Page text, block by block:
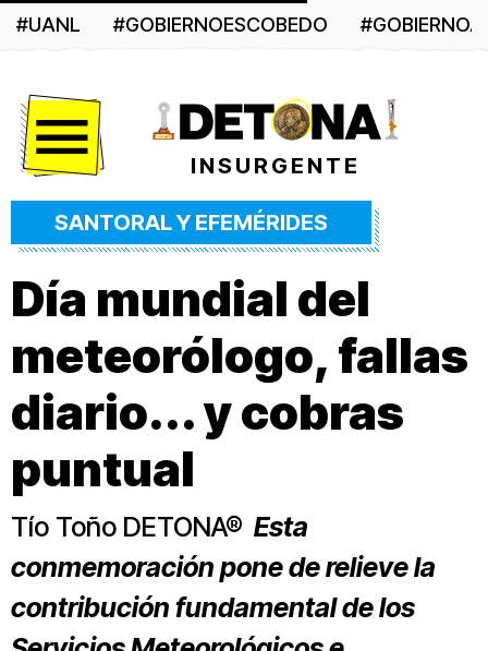
#UANL #GOBIERNOESCOBEDO
INSURGENTE
SANTORAL Y EFEMÉRIDES
Día mundial del
meteorólogo, fallas
diario... y cobras
puntual
Tío Toño DETONA® Esta
conmemoración pone de relieve la
contribución fundamental de los